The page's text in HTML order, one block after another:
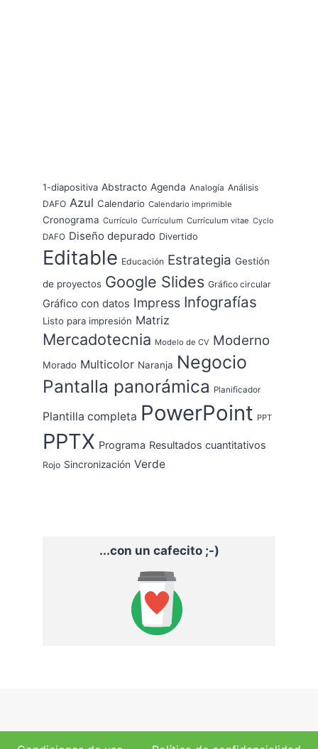
1-diapositiva Abstracto Agenda Analogía Análisis
DAFO Azul Calendario Calendario imprimible
Cronograma Currículo Currículum Currículum vitae Cyclo
DAFO Diseño depurado Divertido
Editable Educación Estrategia Gestión
de proyectos Google Slides Gráfico circular
Gráfico con datos Impress Infografías
Listo para impresión Matriz
Mercadotecnia Modelo de CV Moderno
Morado Multicolor Naranja Negocio
Pantalla panorámica Planificador
Plantilla completa PowerPoint PPT
PPTX Programa Resultados cuantitativos
Rojo Sincronización Verde
...con un cafecito ;-)